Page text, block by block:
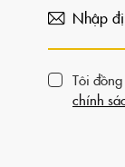
Tôi
chính